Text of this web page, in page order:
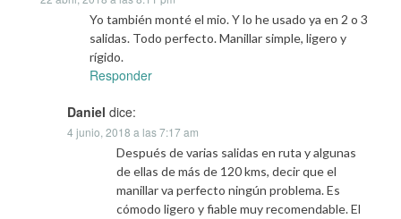
Yo también monté el mio. Y lo he usado ya en 2 o 3
salidas. Todo perfecto. Manillar simple, ligero y
rígido.
Responder
Daniel dice:
4 junio, 2018 a las 7:17 am
Después de varias salidas en ruta y algunas
de ellas de más de 120 kms, decir que el
manillar va perfecto ningún problema. Es
cómodo ligero y fiable muy recomendable. El